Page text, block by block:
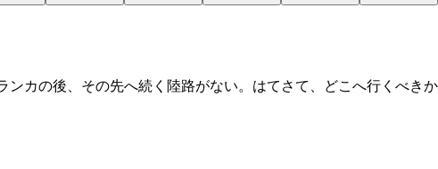
ンカの後、その先へ続く陸路がない。はてさて、どこへ行くべ